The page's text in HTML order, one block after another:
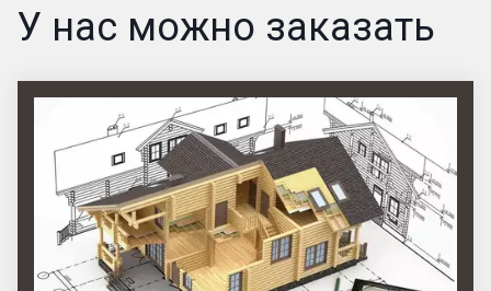
У нас можно заказать